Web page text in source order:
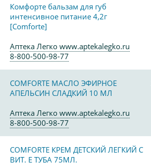
Комфорте бальзам для губ
интенсивное питание 4,2г
[Comforte]
Аптека Легко www.aptekalegko.ru
8-800-500-98-77
COMFORTE МАСЛО ЭФИРНОЕ
АПЕЛЬСИН СЛАДКИЙ 10 МЛ
Аптека Легко www.aptekalegko.ru
8-800-500-98-77
COMFORTE КРЕМ ДЕТСКИЙ ЛЕГКИЙ С
ВИТ. Е ТУБА 75МЛ.